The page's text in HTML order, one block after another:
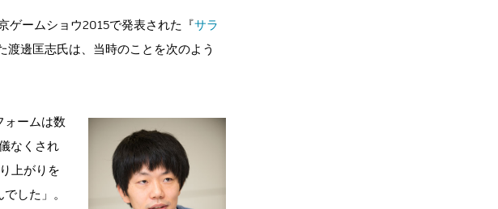
ゲームショウ2015で発表された『サラ
邊匡志氏は、当時のことを次のよう
ォームは数
なくされ
上がりを
した」。